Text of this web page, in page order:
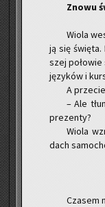
Znowu
Wiola
ją się
szej po­ło­wie
ję­zy­ków i
A
– Ale
pre­zen­ty?
Wiola
dach
Cza­sem